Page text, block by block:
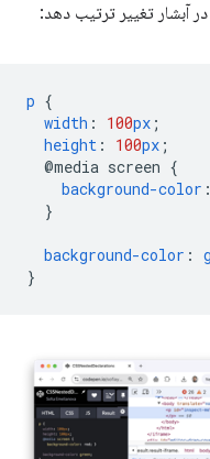
آبشار تغییر ترتیب دهد:
p {
width : 100px ;
height : 100px ;
@media screen {
background-color :
}
background-color :
}